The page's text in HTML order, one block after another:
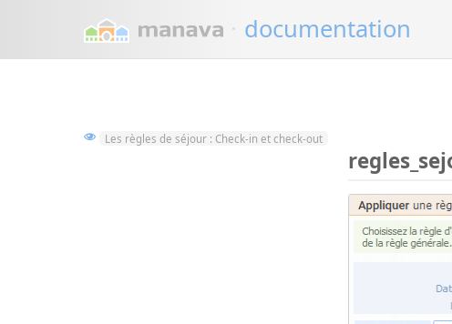
· documentation
Les règles de séjour : Check-in et check-out